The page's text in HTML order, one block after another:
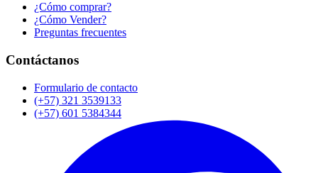
¿Cómo comprar?
¿Cómo Vender?
Preguntas frecuentes
Contáctanos
Formulario de contacto
(+57) 321 3539133
(+57) 601 5384344